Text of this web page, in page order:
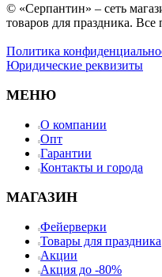
© «Серпантин» – сеть
товаров для праздника.
Политика
Юридические реквизиты
МЕНЮ
О компании
Опт
Гарантии
Контакты и города
МАГАЗИН
Фейерверки
Товары для праздника
Акции
Акция до -80%